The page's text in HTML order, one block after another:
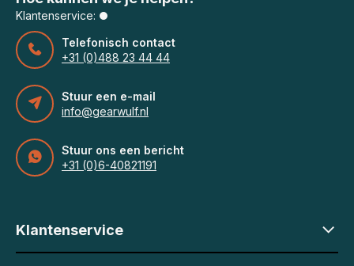
Klantenservice:
Telefonisch contact
+31 (0)488 23 44 44
Stuur een e-mail
info@gearwulf.nl
Stuur ons een bericht
+31 (0)6-40821191
Klantenservice